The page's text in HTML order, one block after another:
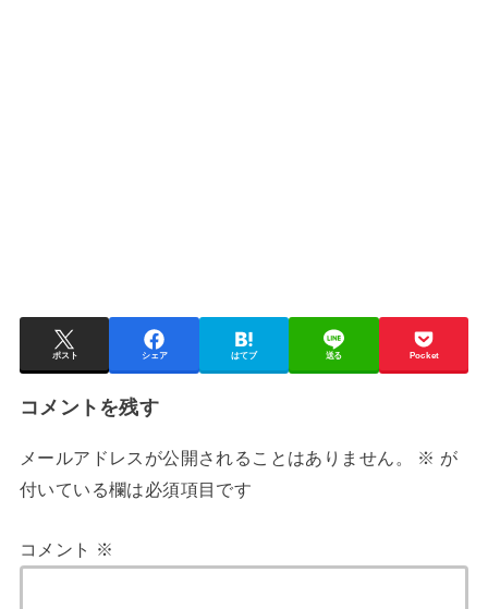
ポスト シェア はてブ 送る Pocket
コメントを残す
メールアドレスが公開されることはありません。 ※ が
付いている欄は必須項目です
コメント ※